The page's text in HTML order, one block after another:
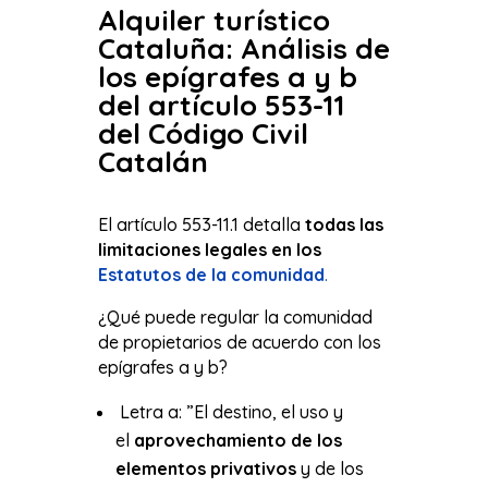
Alquiler turístico
Cataluña: Análisis de
los epígrafes a y b
del artículo 553-11
del Código Civil
Catalán
El artículo 553-11.1 detalla todas las
limitaciones legales en los
Estatutos de la comunidad.
¿Qué puede regular la comunidad
de propietarios de acuerdo con los
epígrafes a y b?
Letra a: ”El destino, el uso y
el aprovechamiento de los
elementos privativosy de los